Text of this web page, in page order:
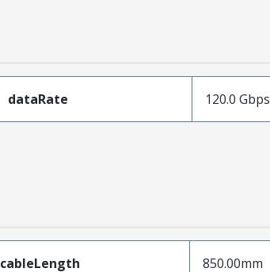
dataRate 120.0 Gbps
cableLength 850.00mm